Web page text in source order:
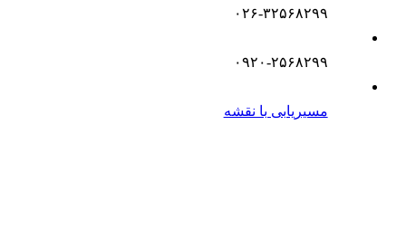
۰۲۶-۳۲۵۶۸۲۹۹
۰۹۲۰-۲۵۶۸۲۹۹
مسیریابی با نقشه